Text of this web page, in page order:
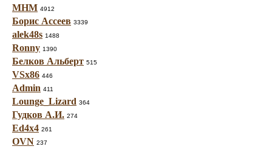
МНМ 4912
Борис Ассеев 3339
alek48s 1488
Ronny 1390
Белков Альберт 515
VSx86 446
Admin 411
Lounge_Lizard 364
Гудков А.И. 274
Ed4x4 261
OVN 237